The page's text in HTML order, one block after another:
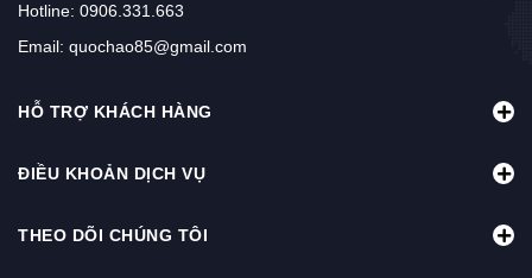
Hotline: 0906.331.663
Email: quochao85@gmail.com
HỖ TRỢ KHÁCH HÀNG
ĐIỀU KHOẢN DỊCH VỤ
THEO DÕI CHÚNG TÔI